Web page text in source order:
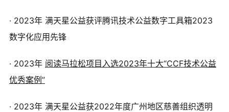
· 2023年 满天星公益获评腾讯技术公益数字工具箱2023
数字化应用先锋
· 2023年 阅读马拉松项目入选2023年十大“CCF技术公益
优秀案例”
· 2023年 满天星公益获2022年度广州地区慈善组织透明